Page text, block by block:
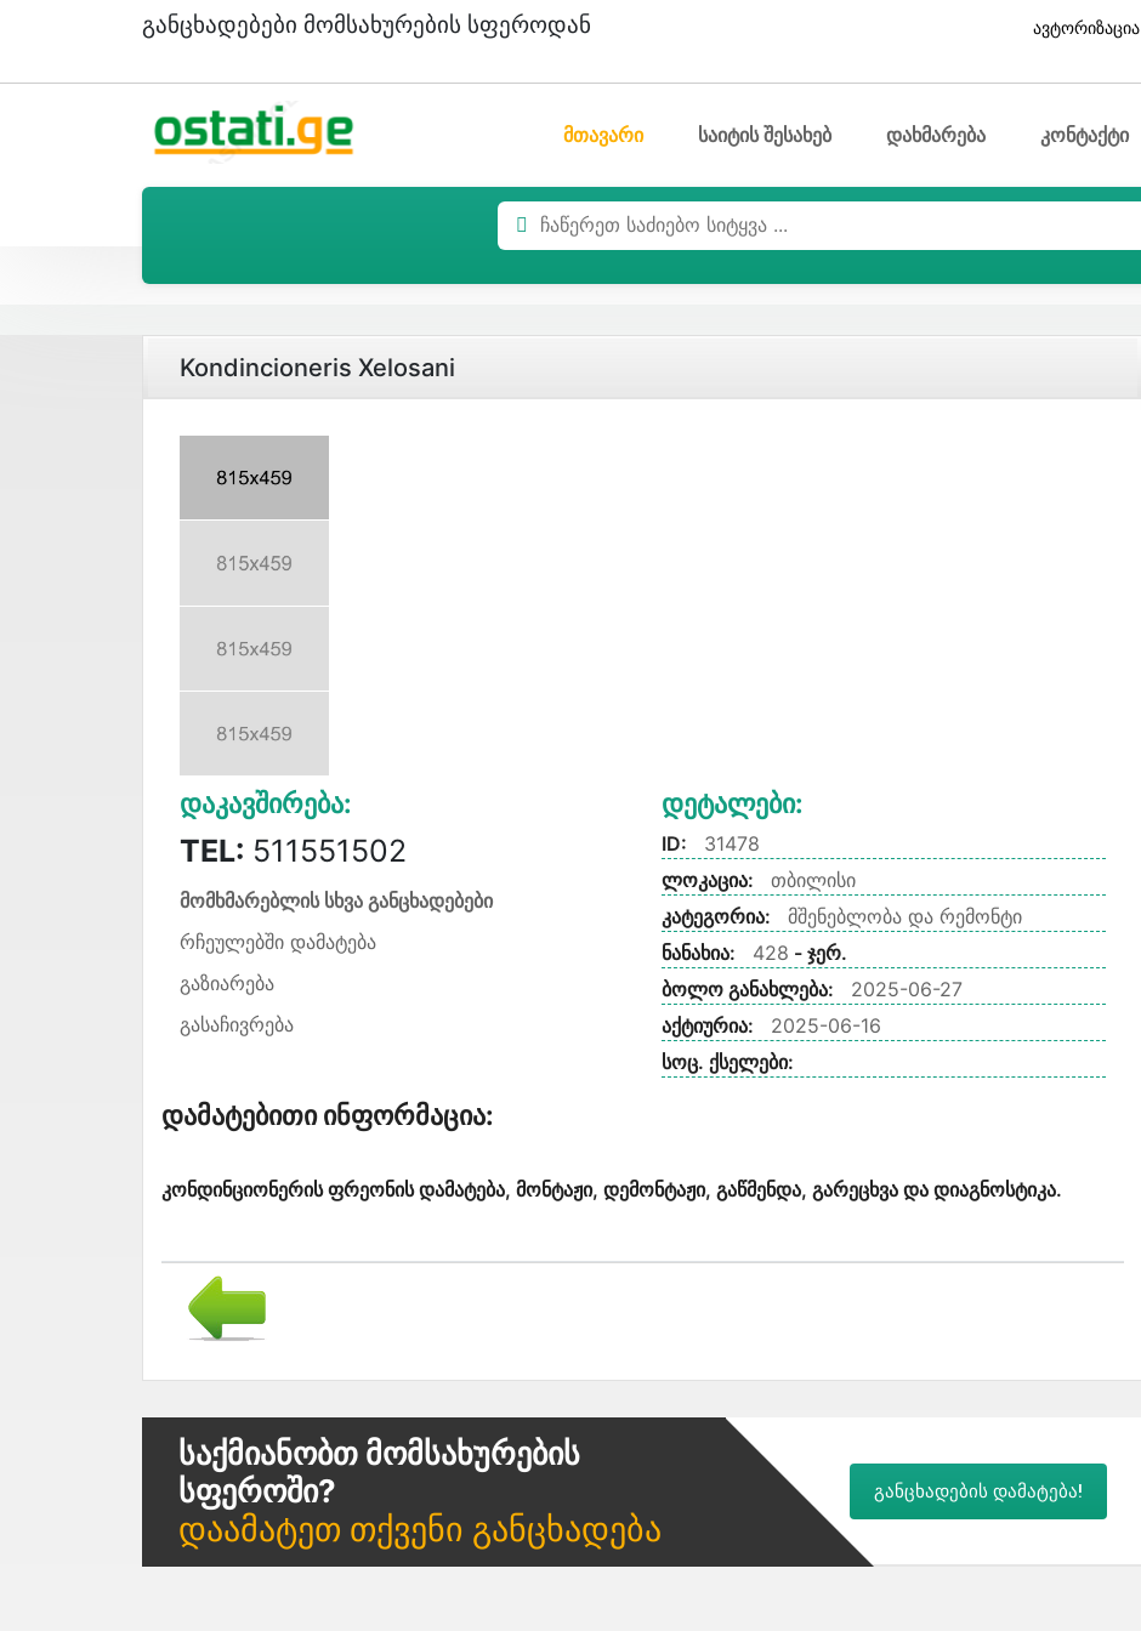
Განცხადებები Მომსახურების Სფეროდან ავტორიზაცია
მთავარი საიტის შესახებ დახმარება კონტაქტი
Kondincioneris Xelosani
Დაკავშირება:
TEL: 511551502
მომხმარებლის სხვა განცხადებები
რჩეულებში დამატება
გაზიარება
გასაჩივრება
Დეტალები:
ID:
31478
ლოკაცია:
თბილისი
კატეგორია:
მშენებლობა და რემონტი
ნანახია:
428 - ჯერ.
ბოლო განახლება:
2025-06-27
აქტიურია:
2025-06-16
სოც. ქსელები:
Დამატებითი Ინფორმაცია:
კონდინციონერის ფრეონის დამატება, მონტაჟი, დემონტაჟი, გაწმენდა, გარეცხვა და დიაგნოსტიკა.
Საქმიანობთ Მომსახურების
Სფეროში?
Დაამატეთ Თქვენი Განცხადება
განცხადების დამატება!